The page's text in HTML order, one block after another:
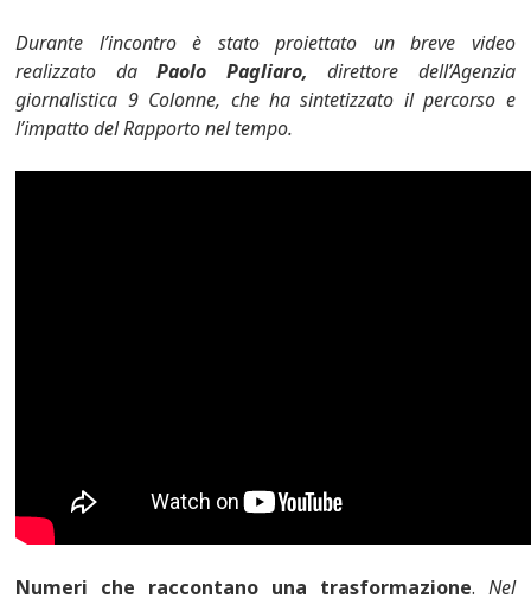
Durante l’incontro è stato proiettato un breve video
realizzato daPaolo Pagliaro,direttore dell’Agenzia
giornalistica 9 Colonne, che ha sintetizzato il percorso e
l’impatto del Rapporto nel tempo.
Numeri che raccontano una trasformazione. Nel